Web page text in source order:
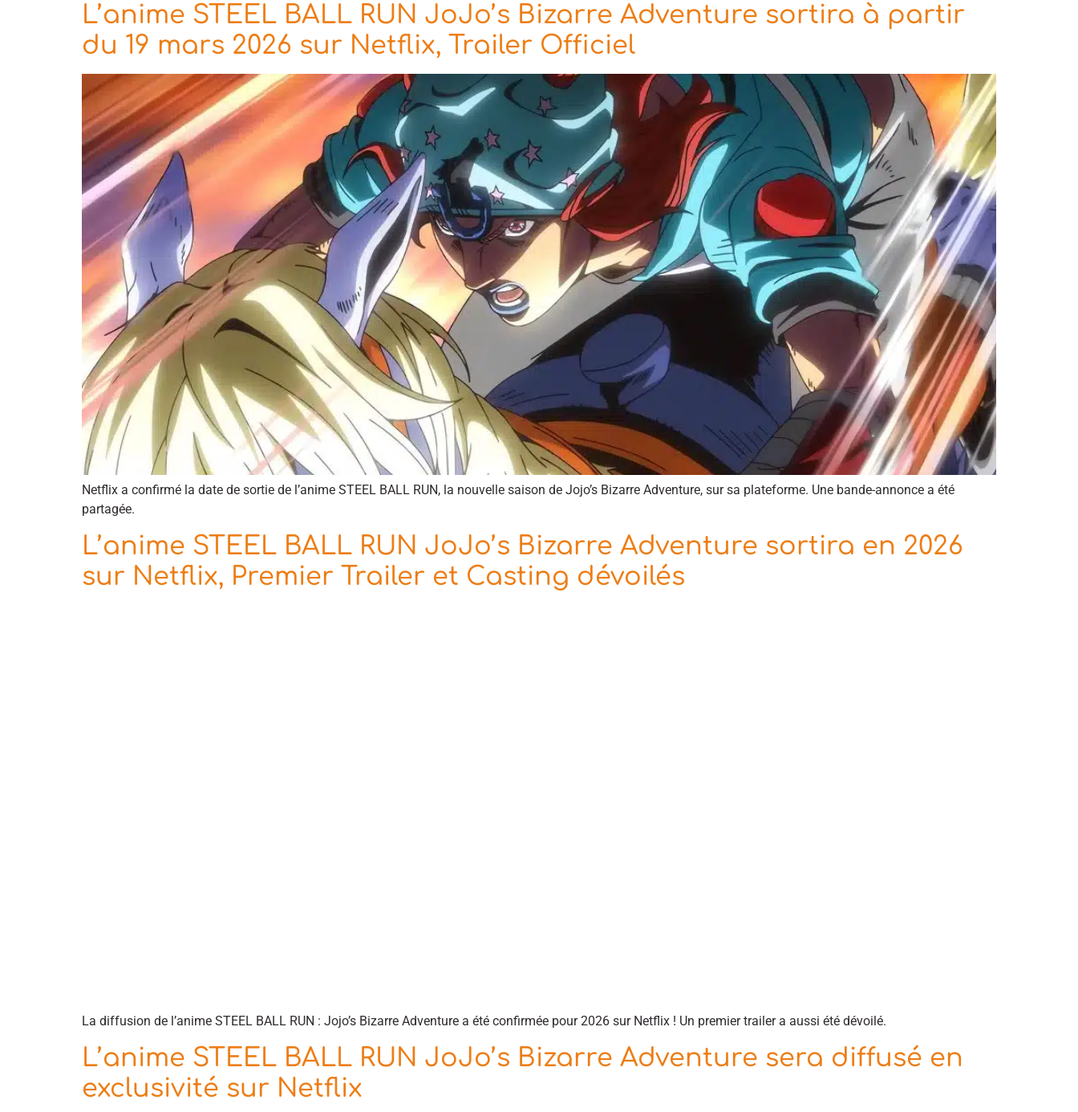
L’anime STEEL BALL RUN JoJo’s Bizarre Adventure sortira à partir
du 19 mars 2026 sur Netflix, Trailer Officiel
Netflix a confirmé la date de sortie de l’anime STEEL BALL RUN, la nouvelle saison de Jojo’s Bizarre Adventure, sur sa plateforme. Une bande-annonce a été
partagée.
L’anime STEEL BALL RUN JoJo’s Bizarre Adventure sortira en 2026
sur Netflix, Premier Trailer et Casting dévoilés
La diffusion de l’anime STEEL BALL RUN : Jojo’s Bizarre Adventure a été confirmée pour 2026 sur Netflix ! Un premier trailer a aussi été dévoilé.
L’anime STEEL BALL RUN JoJo’s Bizarre Adventure sera diffusé en
exclusivité sur Netflix